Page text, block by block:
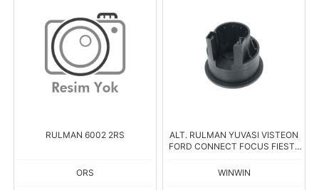
RULMAN 6002 2RS
ORS
ALT. RULMAN YUVASI VISTEON
FORD CONNECT FOCUS FIESTA
Çap.35,00
WINWIN